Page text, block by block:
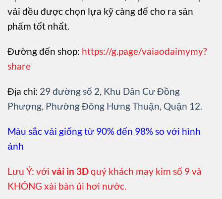
vải đều được chọn lựa kỹ càng để cho ra sản
phẩm tốt nhất.
Đường đến shop: https://g.page/vaiaodaimymy?
share
Địa chỉ: 29 đường số 2, Khu Dân Cư Đồng
Phượng, Phường Đông Hưng Thuận, Quận 12.
Màu sắc vải giống từ 90% đến 98% so với hình
ảnh
Lưu Ý: với vải in 3Dquý khách may kim số 9 và
KHÔNG xài bàn ủi hơi nước.